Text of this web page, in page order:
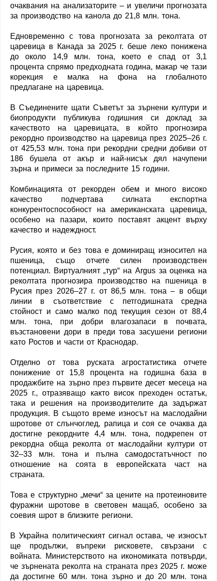
очаквания на анализаторите – и увеличи прогнозата
за производство на канола до 21,8 млн. тона.
Едновременно с това прогнозата за реколтата от
царевица в Канада за 2025 г. беше леко понижена
до около 14,9 млн. тона, което е спад от 3,1
процента спрямо предходната година, макар че тази
корекция е малка на фона на глобалното
предлагане на царевица.
В Съединените щати Съветът за зърнени култури и
биопродукти публикува годишния си доклад за
качеството на царевицата, в който прогнозира
рекордно производство на царевица през 2025–26 г.
от 425,53 млн. тона при рекордни средни добиви от
186 бушела от акър и най-нисък дял начупени
зърна и примеси за последните 15 години.
Комбинацията от рекорден обем и много високо
качество подчертава силната експортна
конкурентоспособност на американската царевица,
особено на пазари, които поставят акцент върху
качество и надеждност.
Русия, която и без това е доминиращ износител на
пшеница, също отчете силен производствен
потенциал. Виртуалният „тур“ на Argus за оценка на
реколтата прогнозира производство на пшеница в
Русия през 2026–27 г. от 86,5 млн. тона – в общи
линии в съответствие с петгодишната средна
стойност и само малко под текущия сезон от 88,4
млн. тона, при добри влагозапаси в почвата,
възстановени дори в преди това засушени региони
като Ростов и части от Краснодар.
Отделно от това руската агростатистика отчете
понижение от 15,8 процента на годишна база в
продажбите на зърно през първите десет месеца на
2025 г., отразяващо както висок преходен остатък,
така и решения на производителите да задържат
продукция. В същото време износът на маслодайни
шротове от слънчоглед, рапица и соя се очаква да
достигне рекордните 4,4 млн. тона, подкрепен от
рекордна обща реколта от маслодайни култури от
32–33 млн. тона и пълна самодостатъчност по
отношение на соята в европейската част на
страната.
Това е структурно „мечи“ за цените на протеиновите
фуражни шротове в световен мащаб, особено за
соевия шрот в близките региони.
В Украйна политическият сигнал остава, че износът
ще продължи, въпреки рисковете, свързани с
войната. Министерството на икономиката потвърди,
че зърнената реколта на страната през 2025 г. може
да достигне 60 млн. тона зърно и до 20 млн. тона